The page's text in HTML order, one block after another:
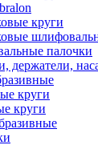
круги
палочки
держатели,
круги
круги